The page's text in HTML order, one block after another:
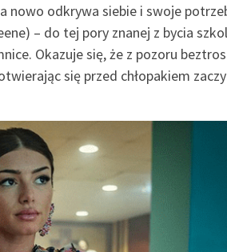
nowo odkrywa siebie i swoje
– do tej pory znanej z bycia
Okazuje się, że z pozoru
się przed chłopakiem